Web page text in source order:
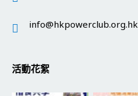
info@hkpowerclub.org.hk
活動花絮